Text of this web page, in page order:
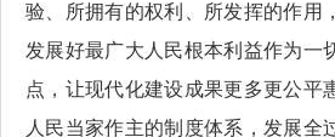
验、所拥有的权利、所发挥的作用
发展好最广大人民根本利益作为一
点，让现代化建设成果更多更公平
人民当家作主的制度体系，发展全